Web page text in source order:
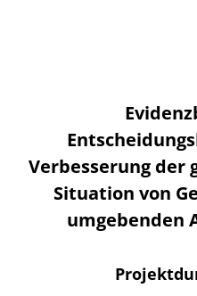
Verbesserung der
Situation von
umgebenden